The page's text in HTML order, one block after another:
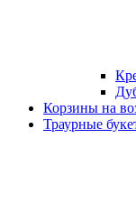
Корзины на
Траурные